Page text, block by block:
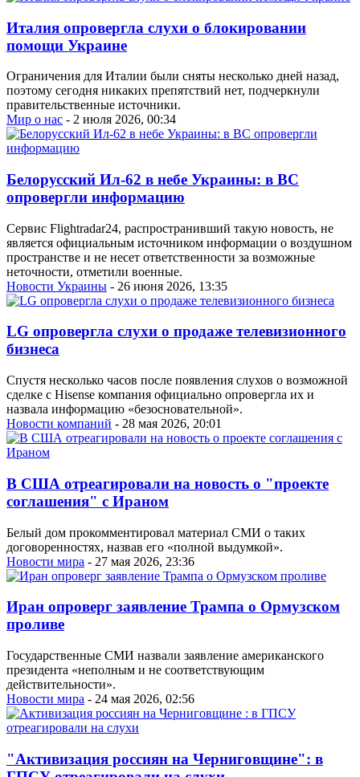
Италия опровергла слухи о блокировании
помощи Украине
Ограничения для Италии были сняты несколько дней назад,
поэтому сегодня никаких препятствий нет, подчеркнули
правительственные источники.
Мир о нас - 2 июля 2026, 00:34
Белорусский Ил-62 в небе Украины: в ВС
опровергли информацию
Сервис Flightradar24, распространивший такую новость, не
является официальным источником информации о воздушном
пространстве и не несет ответственности за возможные
неточности, отметили военные.
Новости Украины - 26 июня 2026, 13:35
LG опровергла слухи о продаже телевизионного
бизнеса
Спустя несколько часов после появления слухов о возможной
сделке с Hisense компания официально опровергла их и
назвала информацию «безосновательной».
Новости компаний - 28 мая 2026, 20:01
В США отреагировали на новость о "проекте
соглашения" с Ираном
Белый дом прокомментировал материал СМИ о таких
договоренностях, назвав его «полной выдумкой».
Новости мира - 27 мая 2026, 23:36
Иран опроверг заявление Трампа о Ормузском
проливе
Государственные СМИ назвали заявление американского
президента «неполным и не соответствующим
действительности».
Новости мира - 24 мая 2026, 02:56
"Активизация россиян на Черниговщине": в